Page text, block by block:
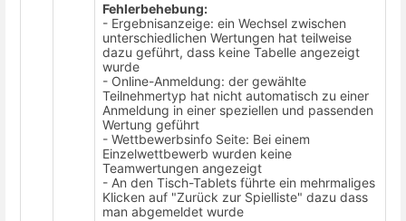
Fehlerbehebung:
- Ergebnisanzeige: ein Wechsel zwischen
unterschiedlichen Wertungen hat teilweise
dazu geführt, dass keine Tabelle angezeigt
wurde
- Online-Anmeldung: der gewählte
Teilnehmertyp hat nicht automatisch zu einer
Anmeldung in einer speziellen und passenden
Wertung geführt
- Wettbewerbsinfo Seite: Bei einem
Einzelwettbewerb wurden keine
Teamwertungen angezeigt
- An den Tisch-Tablets führte ein mehrmaliges
Klicken auf "Zurück zur Spielliste" dazu dass
man abgemeldet wurde